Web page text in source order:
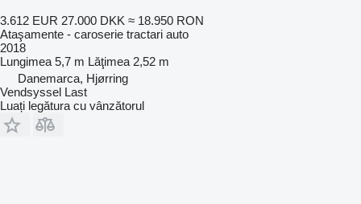
3.612 EUR 27.000 DKK ≈ 18.950 RON
Ataşamente - caroserie tractari auto
2018
Lungimea 5,7 m Lăţimea 2,52 m
Danemarca, Hjørring
Vendsyssel Last
Luați legătura cu vânzătorul